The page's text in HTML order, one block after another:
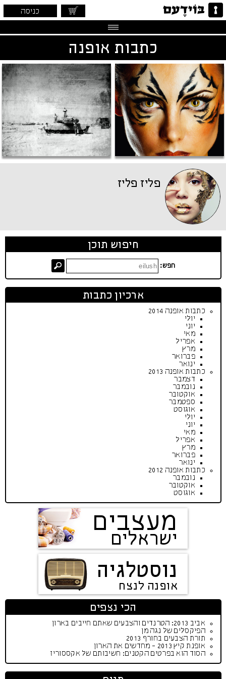
כניסה
כתבות אופנה
פליז פליז
חיפוש תוכן
חפש:
ארכיון כתבות
כתבות אופנה 2014
יולי
יוני
מאי
אפריל
מרץ
פברואר
ינואר
כתבות אופנה 2013
דצמבר
נובמבר
אוקטובר
ספטמבר
אוגוסט
יולי
יוני
מאי
אפריל
מרץ
פברואר
ינואר
כתבות אופנה 2012
נובמבר
אוקטובר
אוגוסט
מעצבים
ישראלים
נוסטלגיה
אופנה לנצח
הכי נצפים
אביב 2013: הטרנדים והצבעים שאתם חייבים בארון
הפיקסלים של נגה מן
תורת הצבעים בחורף 2013
אופנת קיץ 2013 - מחדשים את הארון
הסוד הוא בפרטים הקטנים: חשיבותם של אקססוריז